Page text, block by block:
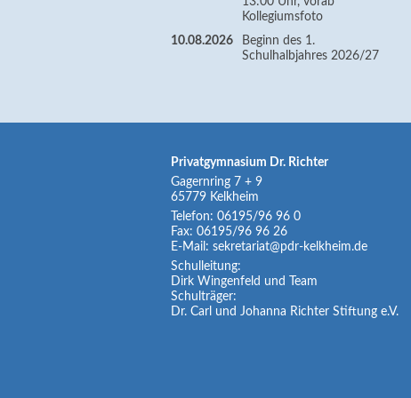
Kollegiumsfoto
10.08.2026
Beginn des 1.
Schulhalbjahres 2026/27
Privatgymnasium Dr. Richter
Gagernring 7 + 9
65779 Kelkheim
Telefon: 06195/96 96 0
Fax: 06195/96 96 26
E-Mail: sekretariat@pdr-kelkheim.de
Schulleitung:
Dirk Wingenfeld und Team
Schulträger:
Dr. Carl und Johanna Richter Stiftung e.V.